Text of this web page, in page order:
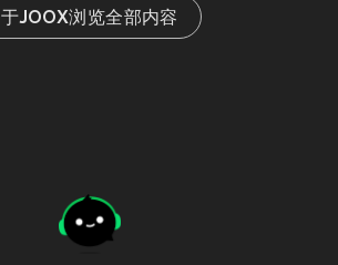
于JOOX浏览全部内容